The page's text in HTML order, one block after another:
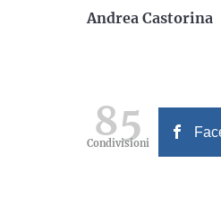
Andrea Castorina
85
Condivisioni